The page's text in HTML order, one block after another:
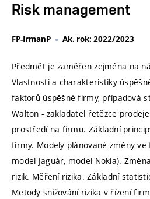
Risk management
FP-IrmanP Ak. rok: 2022/2023
Předmět je zaměřen zejména na
Vlastnosti a charakteristiky
faktorů úspěšné firmy, případová
Walton - zakladatel řetězce
prostředí na firmu. Základní
firmy. Modely plánované změny
model Jaguár, model Nokia).
rizik. Měření rizika. Základní
Metody snižování rizika v řízení